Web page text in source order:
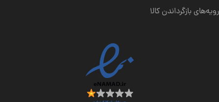
رویه‌های بازگرداندن کالا